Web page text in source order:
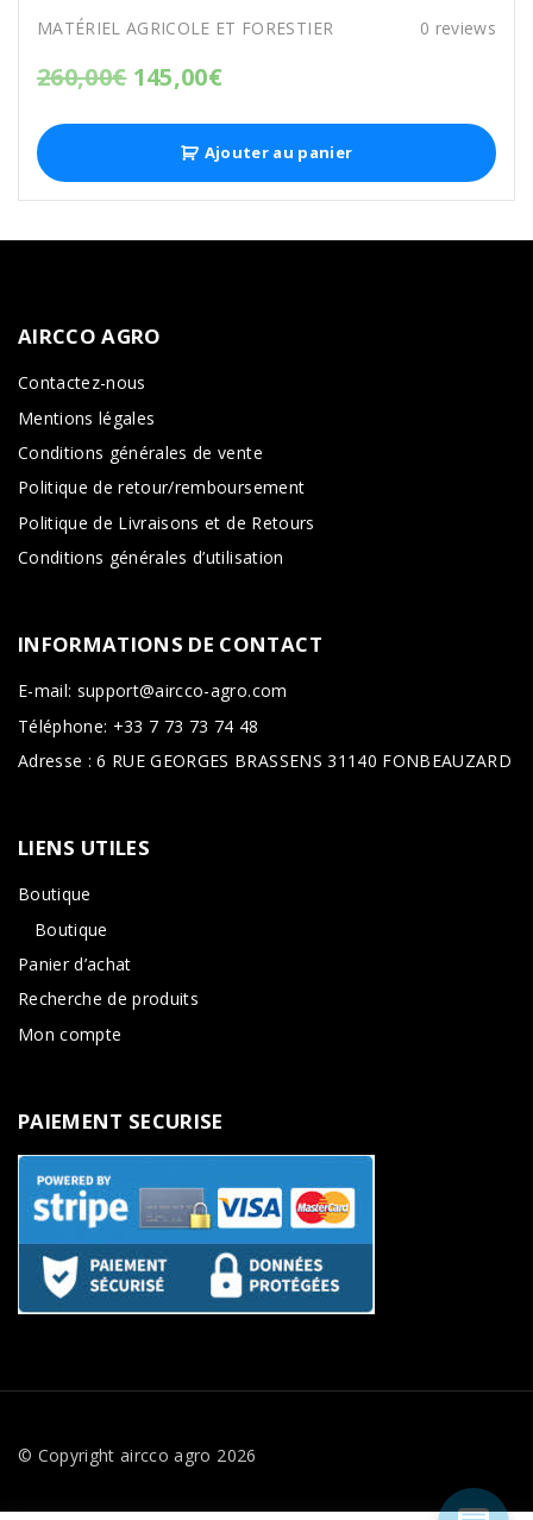
MATÉRIEL AGRICOLE ET FORESTIER 0 reviews
260,00€ 145,00€
Ajouter au panier
AIRCCO AGRO
Contactez-nous
Mentions légales
Conditions générales de vente
Politique de retour/remboursement
Politique de Livraisons et de Retours
Conditions générales d’utilisation
INFORMATIONS DE CONTACT
E-mail: support@aircco-agro.com
Téléphone: +33 7 73 73 74 48
Adresse : 6 RUE GEORGES BRASSENS 31140 FONBEAUZARD
LIENS UTILES
Boutique
Boutique
Panier d’achat
Recherche de produits
Mon compte
PAIEMENT SECURISE
© Copyright aircco agro 2026